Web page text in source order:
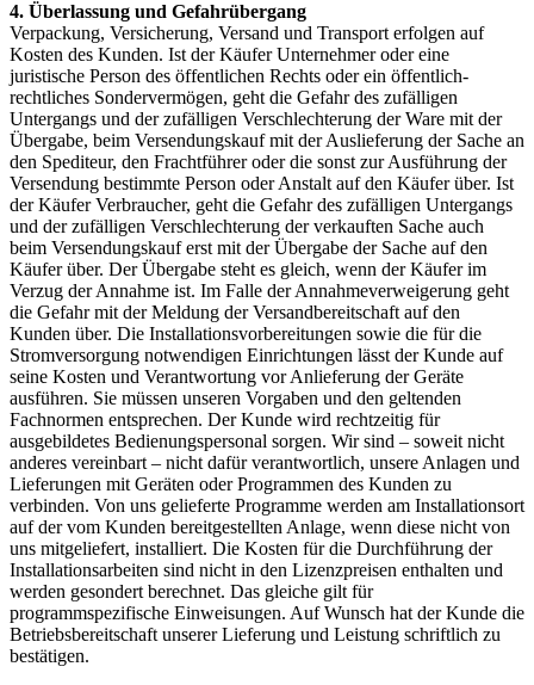
4. Überlassung und Gefahrübergang
Verpackung, Versicherung, Versand und Transport erfolgen auf
Kosten des Kunden. Ist der Käufer Unternehmer oder eine
juristische Person des öffentlichen Rechts oder ein öffentlich-
rechtliches Sondervermögen, geht die Gefahr des zufälligen
Untergangs und der zufälligen Verschlechterung der Ware mit der
Übergabe, beim Versendungskauf mit der Auslieferung der Sache an
den Spediteur, den Frachtführer oder die sonst zur Ausführung der
Versendung bestimmte Person oder Anstalt auf den Käufer über. Ist
der Käufer Verbraucher, geht die Gefahr des zufälligen Untergangs
und der zufälligen Verschlechterung der verkauften Sache auch
beim Versendungskauf erst mit der Übergabe der Sache auf den
Käufer über. Der Übergabe steht es gleich, wenn der Käufer im
Verzug der Annahme ist. Im Falle der Annahmeverweigerung geht
die Gefahr mit der Meldung der Versandbereitschaft auf den
Kunden über. Die Installationsvorbereitungen sowie die für die
Stromversorgung notwendigen Einrichtungen lässt der Kunde auf
seine Kosten und Verantwortung vor Anlieferung der Geräte
ausführen. Sie müssen unseren Vorgaben und den geltenden
Fachnormen entsprechen. Der Kunde wird rechtzeitig für
ausgebildetes Bedienungspersonal sorgen. Wir sind – soweit nicht
anderes vereinbart – nicht dafür verantwortlich, unsere Anlagen und
Lieferungen mit Geräten oder Programmen des Kunden zu
verbinden. Von uns gelieferte Programme werden am Installationsort
auf der vom Kunden bereitgestellten Anlage, wenn diese nicht von
uns mitgeliefert, installiert. Die Kosten für die Durchführung der
Installationsarbeiten sind nicht in den Lizenzpreisen enthalten und
werden gesondert berechnet. Das gleiche gilt für
programmspezifische Einweisungen. Auf Wunsch hat der Kunde die
Betriebsbereitschaft unserer Lieferung und Lei­stung schriftlich zu
bestätigen.